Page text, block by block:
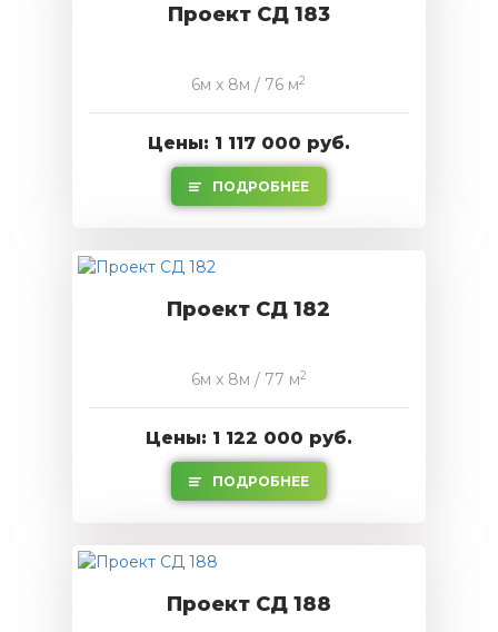
Проект СД 183
6м x 8м / 76 м2
Цены: 1 117 000 руб.
ПОДРОБНЕЕ
Проект СД 182
6м x 8м / 77 м2
Цены: 1 122 000 руб.
ПОДРОБНЕЕ
Проект СД 188